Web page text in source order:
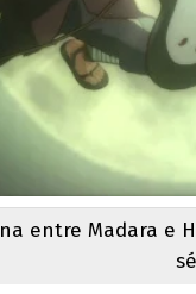
entre Madara e